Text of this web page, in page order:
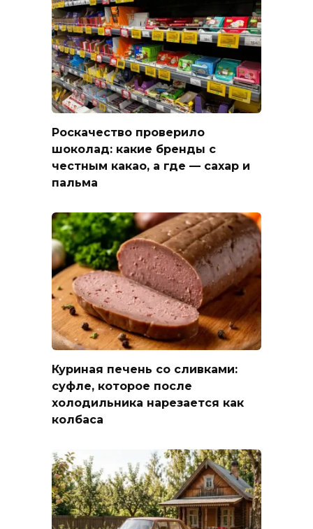
Роскачество проверило
шоколад: какие бренды с
честным какао, а где — сахар и
пальма
Куриная печень со сливками:
суфле, которое после
холодильника нарезается как
колбаса